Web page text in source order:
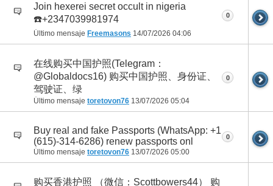
Join hexerei secret occult in nigeria
☎️+2347039981974
Último mensaje Freemasons 14/07/2026 04:06
0
在线购买中国护照(Telegram：
@Globaldocs16) 购买中国护照、身份证、
驾驶证、绿
Último mensaje toretovon76 13/07/2026 05:04
0
Buy real and fake Passports (WhatsApp: +1
(615)-314-6286) renew passports onl
Último mensaje toretovon76 13/07/2026 05:00
0
购买香港护照 （微信：Scottbowers44） 购